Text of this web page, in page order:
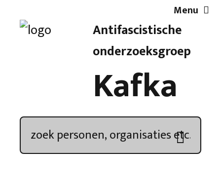
Antifascistische
onderzoeksgroep
Kafka
Menu
Artikelen
Demonstratieoverzicht
Kroniek